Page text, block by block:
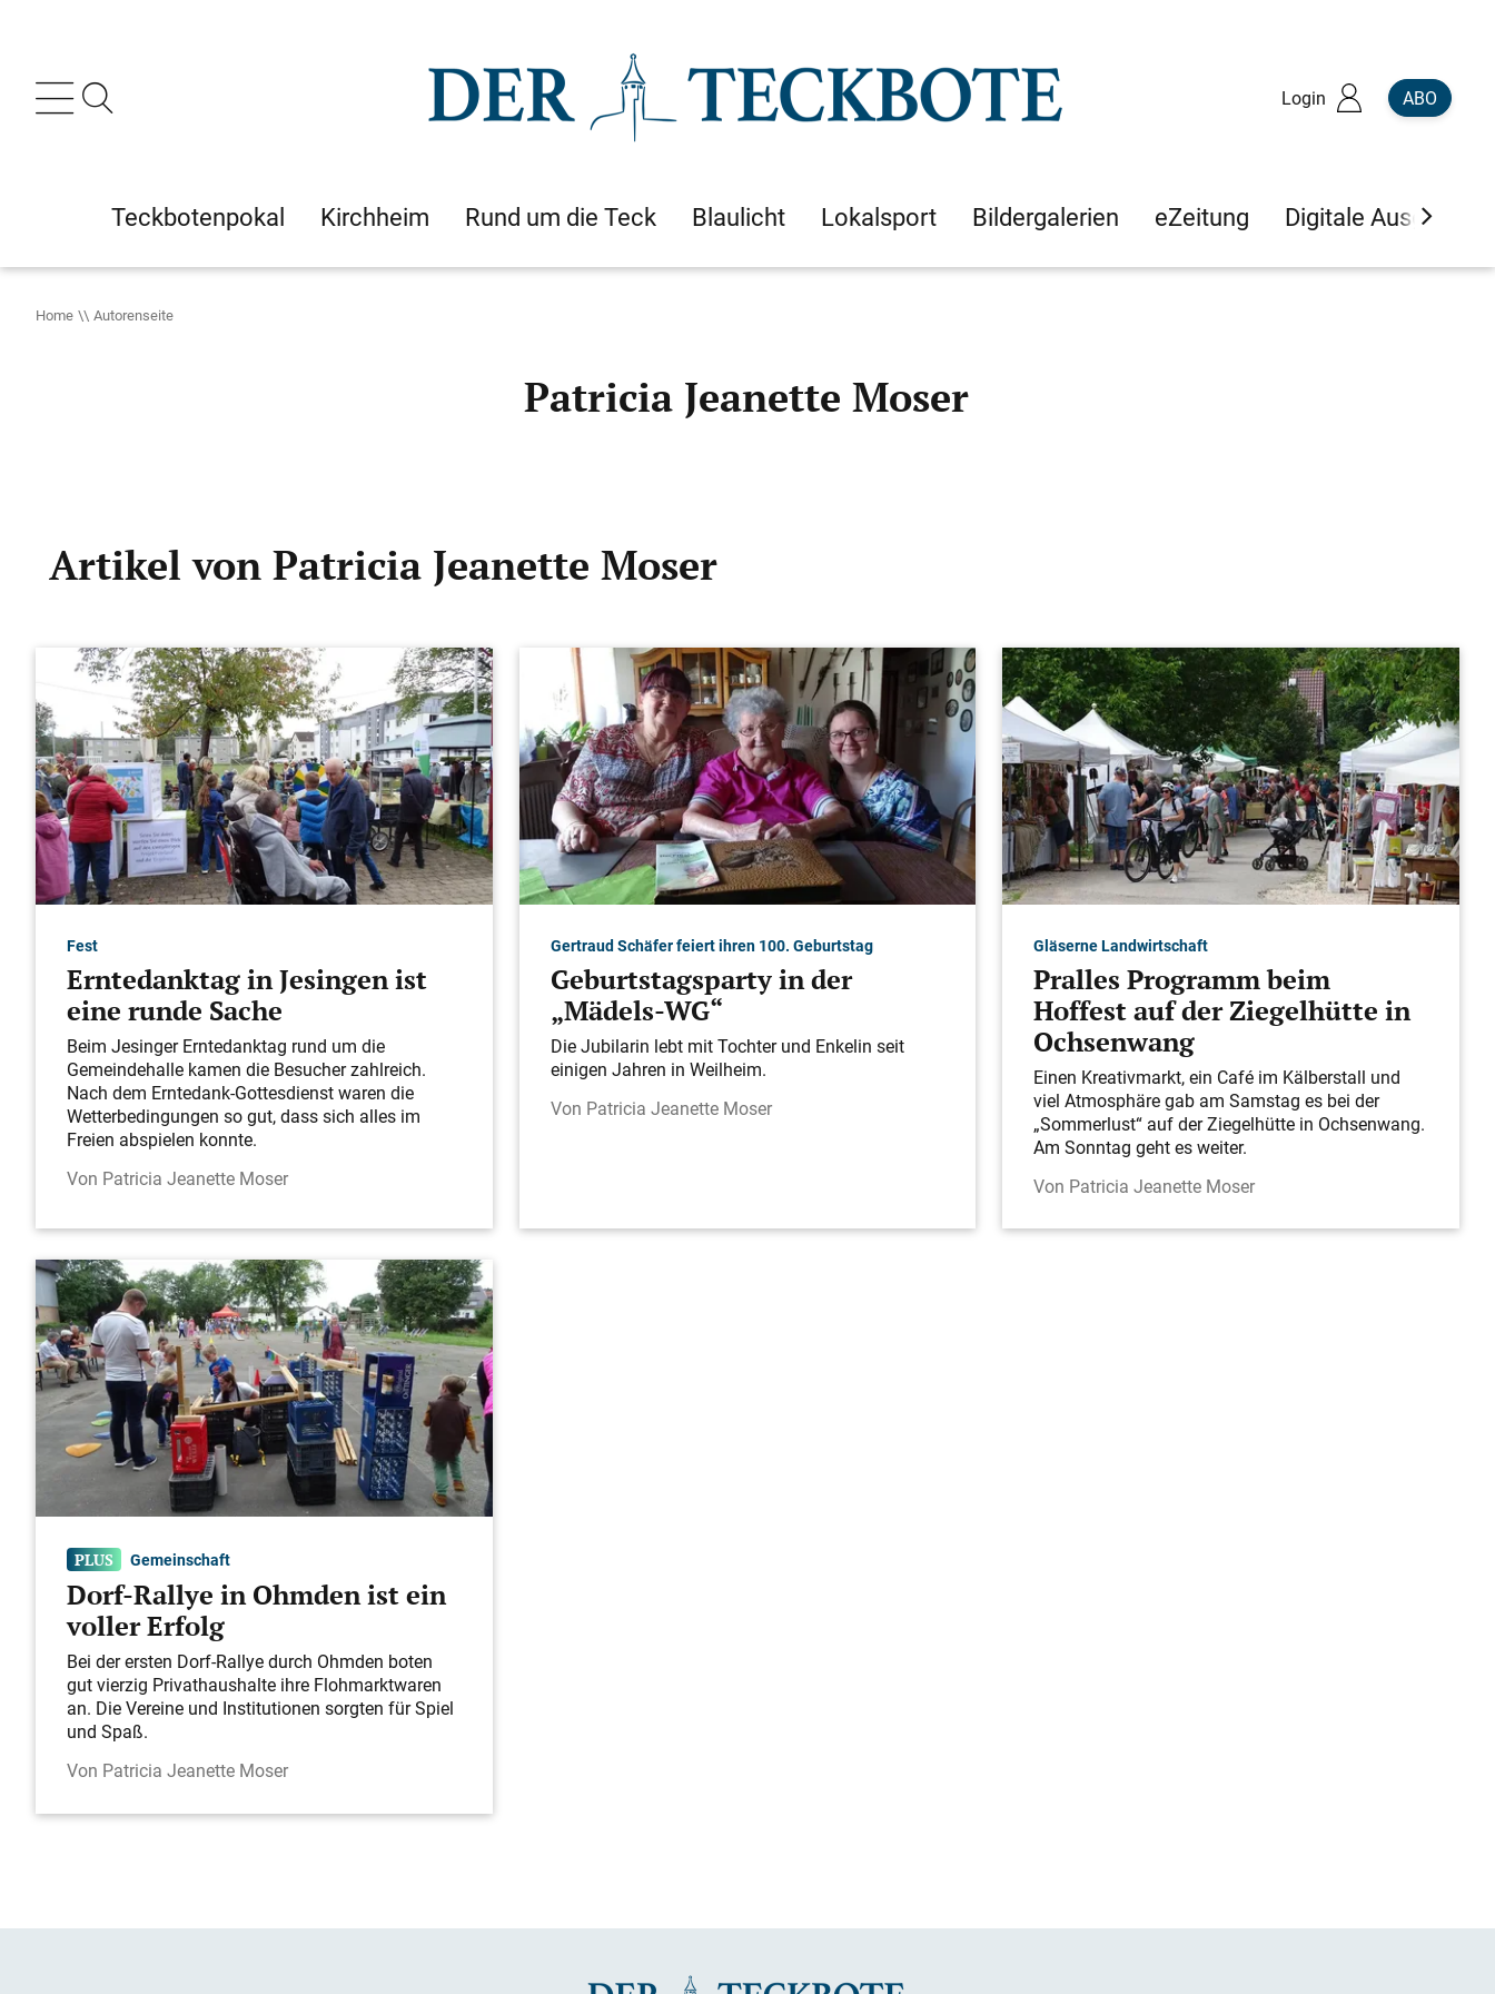
Login ABO
Teckbotenpokal Kirchheim Rund um die Teck Blaulicht Lokalsport Bildergalerien eZeitung Digitale Ausgaben
Home Autorenseite
Patricia Jeanette Moser
Artikel von Patricia Jeanette Moser
Fest
Erntedanktag in Jesingen ist
eine runde Sache
Beim Jesinger Erntedanktag rund um die
Gemeindehalle kamen die Besucher zahlreich.
Nach dem Erntedank-Gottesdienst waren die
Wetterbedingungen so gut, dass sich alles im
Freien abspielen konnte.
Patricia Jeanette Moser
Gertraud Schäfer feiert ihren 100. Geburtstag
Geburtstagsparty in der
„Mädels-WG“
Die Jubilarin lebt mit Tochter und Enkelin seit
einigen Jahren in Weilheim.
Patricia Jeanette Moser
Gläserne Landwirtschaft
Pralles Programm beim
Hoffest auf der Ziegelhütte in
Ochsenwang
Einen Kreativmarkt, ein Café im Kälberstall und
viel Atmosphäre gab am Samstag es bei der
„Sommerlust“ auf der Ziegelhütte in Ochsenwang.
Am Sonntag geht es weiter.
Patricia Jeanette Moser
Gemeinschaft
Dorf-Rallye in Ohmden ist ein
voller Erfolg
Bei der ersten Dorf-Rallye durch Ohmden boten
gut vierzig Privathaushalte ihre Flohmarktwaren
an. Die Vereine und Institutionen sorgten für Spiel
und Spaß.
Patricia Jeanette Moser